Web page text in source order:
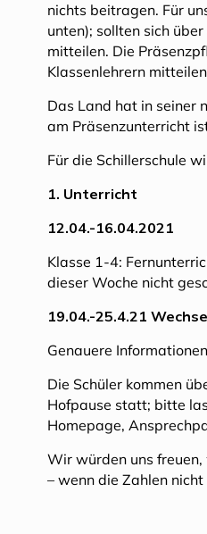
nichts beitragen. Für
unten); sollten sich
mitteilen. Die
Klassenlehrern
Das Land hat in seiner
am Präsenzunterricht
Für die Schillerschule
1. Unterricht
12.04.-16.04.2021
Klasse 1-4:
dieser Woche nicht
19.04.-25.4.21
Genauere
Die Schüler kommen
Hofpause statt; bitte
Homepage,
Wir würden uns
– wenn die Zahlen